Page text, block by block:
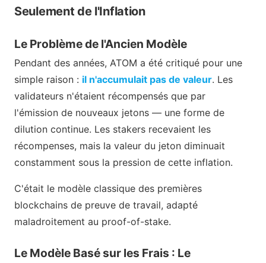
Seulement de l'Inflation
Le Problème de l'Ancien Modèle
Pendant des années, ATOM a été critiqué pour une
simple raison : il n'accumulait pas de valeur. Les
validateurs n'étaient récompensés que par
l'émission de nouveaux jetons — une forme de
dilution continue. Les stakers recevaient les
récompenses, mais la valeur du jeton diminuait
constamment sous la pression de cette inflation.
C'était le modèle classique des premières
blockchains de preuve de travail, adapté
maladroitement au proof-of-stake.
Le Modèle Basé sur les Frais : Le